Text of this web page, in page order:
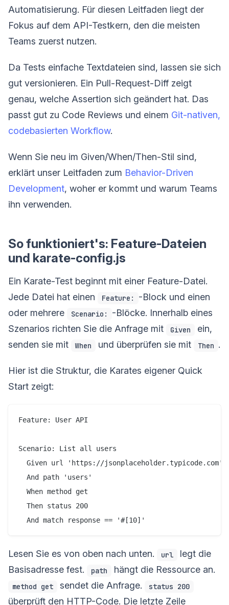
Automatisierung. Für diesen Leitfaden liegt der
Fokus auf dem API-Testkern, den die meisten
Teams zuerst nutzen.
Da Tests einfache Textdateien sind, lassen sie sich
gut versionieren. Ein Pull-Request-Diff zeigt
genau, welche Assertion sich geändert hat. Das
passt gut zu Code Reviews und einem Git-nativen,
codebasierten Workflow.
Wenn Sie neu im Given/When/Then-Stil sind,
erklärt unser Leitfaden zum Behavior-Driven
Development, woher er kommt und warum Teams
ihn verwenden.
So funktioniert's: Feature-Dateien
und karate-config.js
Ein Karate-Test beginnt mit einer Feature-Datei.
Jede Datei hat einen
Feature:
-Block und einen
oder mehrere
Scenario:
-Blöcke. Innerhalb eines
Szenarios richten Sie die Anfrage mit
Given
ein,
senden sie mit
When und überprüfen sie mit Then .
Hier ist die Struktur, die Karates eigener Quick
Start zeigt:
Feature: User API
Scenario: List all users
  Given url 'https://jsonplaceholder.typicode.com'
  And path 'users'
  When method get
  Then status 200
Lesen Sie es von oben nach unten. url
legt die
Basisadresse fest.
path hängt die Ressource an.
method get sendet die Anfrage. status 200
überprüft den HTTP-Code. Die letzte Zeile